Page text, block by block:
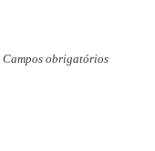
Campos obrigatórios